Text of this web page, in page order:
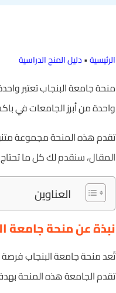
الرئيسية•دليل المنح الدراسية
منحة جامعة البنجاب تعتبر
واحدة من أبرز الجامعات في
تقدم هذه المنحة مجموعة
المقال، سنقدم لك كل ما
العناوين
نبذة عن منحة جامعة
تُعد منحة جامعة البنجاب فرصة
تقدم الجامعة هذه المنحة